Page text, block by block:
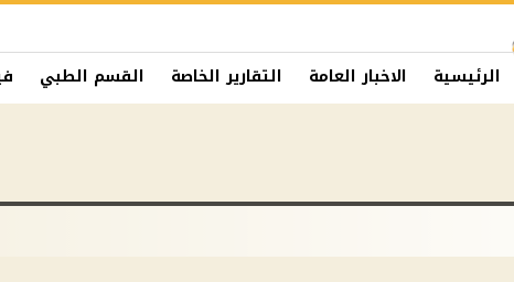
الرئيسية الاخبار العامة التقارير الخاصة القسم الطبي